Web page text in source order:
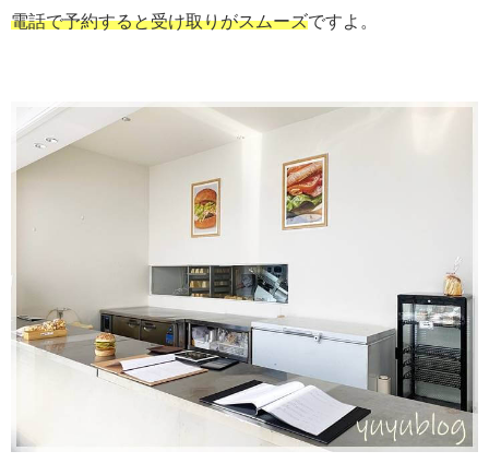
電話で予約すると受け取りがスムーズですよ。